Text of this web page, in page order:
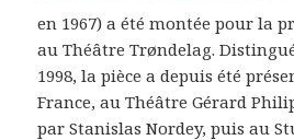
en 1967) a été montée pour la
au Théâtre Trøndelag.
1998, la pièce a depuis été
France, au Théâtre Gérard
par Stanislas Nordey, puis au